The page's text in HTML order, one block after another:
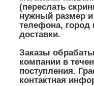
(переслать
нужный размер
телефона,
доставки.
Заказы
компании в
поступления.
контактная